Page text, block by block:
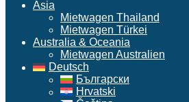
Asia
Mietwagen Thailand
Mietwagen Türkei
Australia & Oceania
Mietwagen Australien
Deutsch
Български
Hrvatski